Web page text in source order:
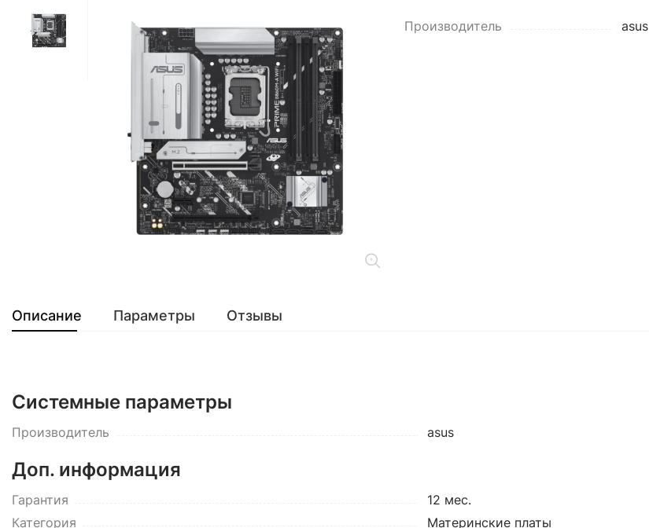
Производитель asus
Описание Параметры Отзывы
Системные параметры
Производитель asus
Доп. информация
Гарантия
12 мес.
Категория
Материнские платы